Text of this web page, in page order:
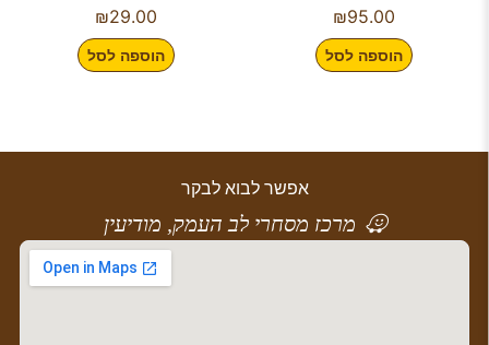
₪95.00
הוספה לסל
₪29.00
הוספה לסל
אפשר לבוא לבקר
מרכז מסחרי לב העמק, מודיעין